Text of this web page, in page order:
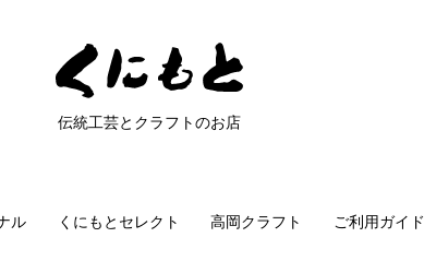
伝統工芸とクラフトのお店
ル くにもとセレクト 高岡クラフト ご利用ガイド